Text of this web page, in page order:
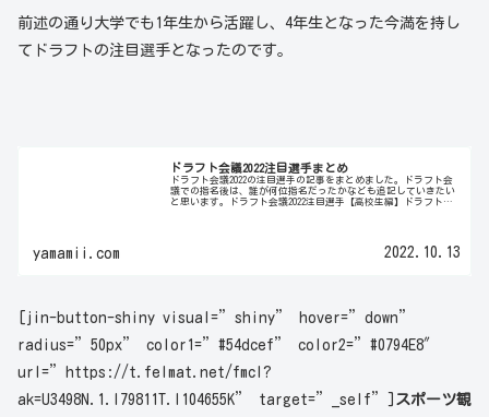
前述の通り大学でも1年生から活躍し、4年生となった今満を持し
てドラフトの注目選手となったのです。
ドラフト会議2022注目選手まとめ
ドラフト会議2022の注目選手の記事をまとめました。ドラフト会
議での指名後は、誰が何位指名だったかなども追記していきたい
と思います。ドラフト会議2022注目選手【高校生編】ドラフト会
yamamii.com 2022.10.13
[jin-button-shiny visual=”shiny” hover=”down”
radius=”50px” color1=”#54dcef” color2=”#0794E8″
url=”https://t.felmat.net/fmcl?
ak=U3498N.1.I79811T.I104655K” target=”_self”] スポーツ観